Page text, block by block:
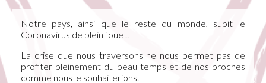
Notre pays, ainsi que le reste du monde, subit le
Coronavirus de plein fouet.
La crise que nous traversons ne nous permet pas de
profiter pleinement du beau temps et de nos proches
comme nous le souhaiterions.